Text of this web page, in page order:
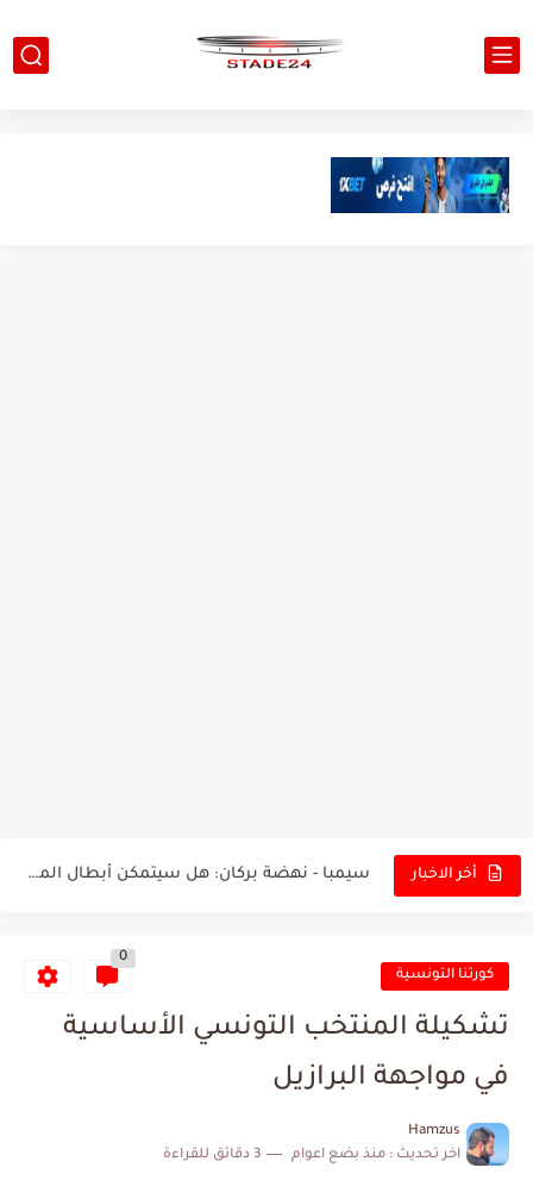
أخر الاخبار سيمبا - نهضة بركان: هل سيتمكن أبطال المغرب من الحفاظ...
البرنامج الكامل لنهائي البطولة بين الاتحاد المنستيري والنادي الإفريقي كورتنا التونسية
0
تشكيلة المنتخب التونسي الأساسية
في مواجهة البرازيل
Hamzus
اخر تحديث : منذ بضع اعوام 3 دقائق للقراءة